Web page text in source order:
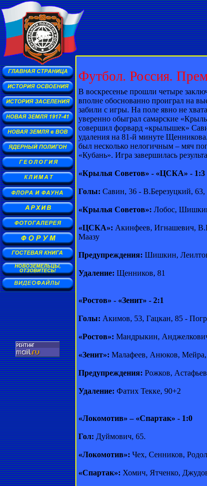
Футбол. Россия.
В воскресенье прошли четыре
вполне обоснованно проиграл на
забили с игры. На поле явно не
уверенно обыграл самарские
совершил форвард «крылышек»
удаления на 81-й минуте
был несколько нелогичным – мяч
«Кубань». Игра завершилась
«Крылья Советов» - «ЦСКА» - 1:3
Голы: Савин, 36 - В.Березуцкий,
«Крылья Советов»: Лобос,
«ЦСКА»: Акинфеев, Игнашевич,
Маазу
Предупреждения: Шишкин,
Удаление: Щенников, 81
«Ростов» - «Зенит» - 2:1
Голы: Акимов, 53, Гацкан, 85 -
«Ростов»: Мандрыкин,
«Зенит»: Малафеев, Анюков,
Предупреждения: Рожков,
Удаление: Фатих Текке, 90+2
«Локомотив» – «Спартак» - 1:0
Гол: Дуймович, 65.
«Локомотив»: Чех, Сенников,
«Спартак»: Хомич, Ятченко,